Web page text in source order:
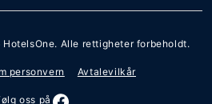
HotelsOne. Alle rettigheter forbeholdt.
personvern Avtalevilkår
oss på